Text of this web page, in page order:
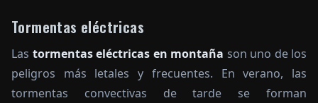
Tormentas eléctricas
Las tormentas eléctricas en montaña son uno de los
peligros más letales y frecuentes. En verano, las
tormentas convectivas de tarde se forman